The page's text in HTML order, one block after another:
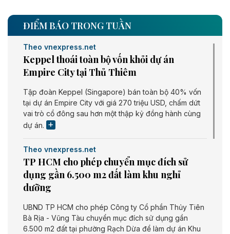
ĐIỂM BÁO TRONG TUẦN
Theo vnexpress.net
Keppel thoái toàn bộ vốn khỏi dự án
Empire City tại Thủ Thiêm
Tập đoàn Keppel (Singapore) bán toàn bộ 40% vốn
tại dự án Empire City với giá 270 triệu USD, chấm dứt
vai trò cổ đông sau hơn một thập kỷ đồng hành cùng
dự án.
Theo vnexpress.net
TP HCM cho phép chuyển mục đích sử
dụng gần 6.500 m2 đất làm khu nghỉ
dưỡng
UBND TP HCM cho phép Công ty Cổ phần Thủy Tiên
Bà Rịa - Vũng Tàu chuyển mục đích sử dụng gần
6.500 m2 đất tại phường Rạch Dừa để làm dự án Khu